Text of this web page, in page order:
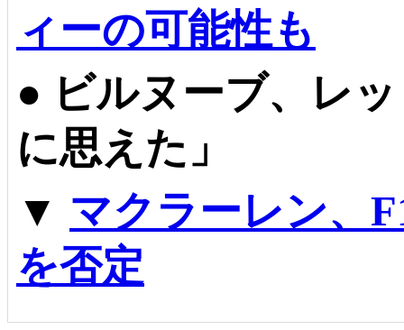
ィーの可能性も
● ビルヌーブ、レ
に思えた」
▼ マクラーレン、
を否定